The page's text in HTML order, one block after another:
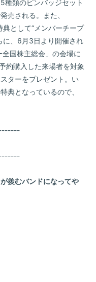
種類のピンバッジセット
売される。また、
として“メンバーチープ
に、6月3日より開催され
国株主総会」の会場に
約購入した来場者を対象
ターをプレゼント。い
典となっているので、
羨むバンドになってや